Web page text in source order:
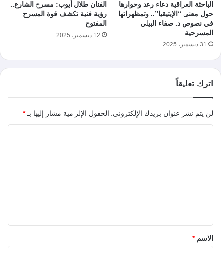
الباحثة العراقية دعاء رعد وحوارها
حول معنى “الإيتيقيا”.. وتمظهراتها
في نصوص د. صفاء البيلي
المسرحية
31 ديسمبر، 2025
الفنان طلال أيوب: مسرح الشارع..
رؤية فنية تكشف قوة المسرح
المفتوح
12 ديسمبر، 2025
اترك تعليقاً
لن يتم نشر عنوان بريدك الإلكتروني. الحقول الإلزامية مشار إليها بـ*
*الاسم*